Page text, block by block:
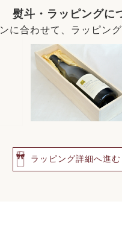
熨斗・ラッピングに
に合わせて、ラッピン
ラッピング詳細へ進む